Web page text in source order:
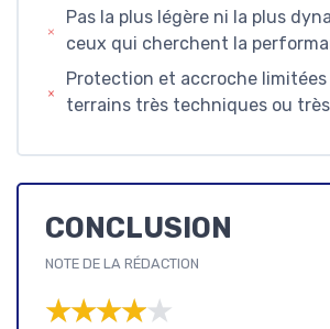
Pas la plus légère ni la plus
ceux qui cherchent la
Protection et accroche limitées
terrains très techniques ou
CONCLUSION
NOTE DE LA RÉDACTION
★★★★★
★★★★★